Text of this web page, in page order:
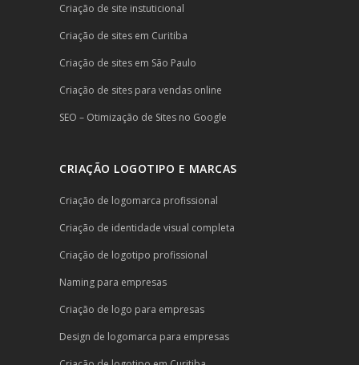
Criação de site instuticional
Criação de sites em Curitiba
Criação de sites em São Paulo
Criação de sites para vendas online
SEO – Otimização de Sites no Google
CRIAÇÃO LOGOTIPO E MARCAS
Criação de logomarca profissional
Criação de identidade visual completa
Criação de logotipo profissional
Naming para empresas
Criação de logo para empresas
Design de logomarca para empresas